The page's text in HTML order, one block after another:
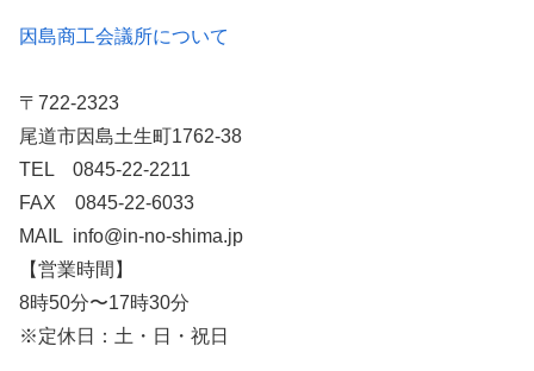
因島商工会議所について
〒722-2323
尾道市因島土生町1762-38
TEL 0845-22-2211
FAX 0845-22-6033
MAIL info@in-no-shima.jp
【営業時間】
8時50分〜17時30分
※定休日：土・日・祝日